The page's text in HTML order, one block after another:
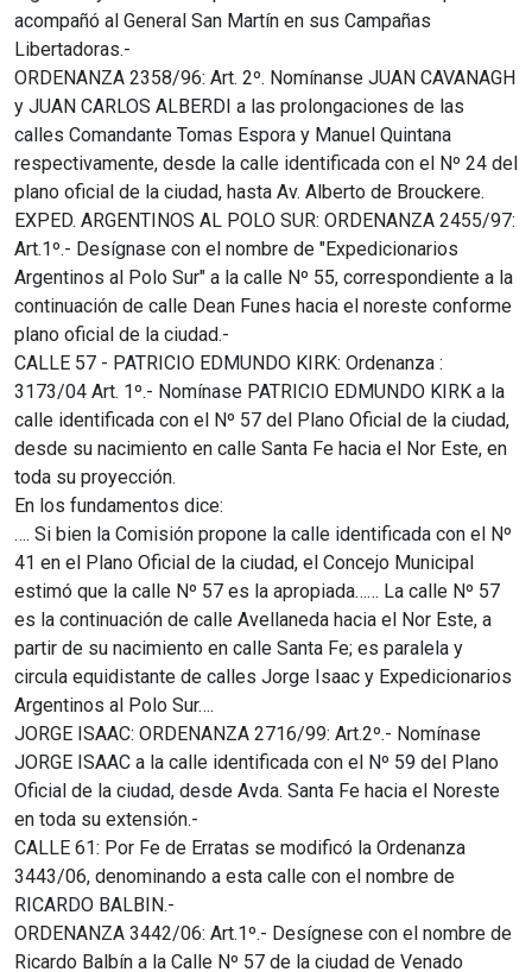
acompañó al General San Martín en sus Campañas
Libertadoras.-
ORDENANZA 2358/96: Art. 2º. Nomínanse JUAN CAVANAGH
y JUAN CARLOS ALBERDI a las prolongaciones de las
calles Comandante Tomas Espora y Manuel Quintana
respectivamente, desde la calle identificada con el Nº 24 del
plano oficial de la ciudad, hasta Av. Alberto de Brouckere.
EXPED. ARGENTINOS AL POLO SUR: ORDENANZA 2455/97:
Art.1º.- Desígnase con el nombre de "Expedicionarios
Argentinos al Polo Sur" a la calle Nº 55, correspondiente a la
continuación de calle Dean Funes hacia el noreste conforme
plano oficial de la ciudad.-
CALLE 57 - PATRICIO EDMUNDO KIRK: Ordenanza :
3173/04 Art. 1º.- Nomínase PATRICIO EDMUNDO KIRK a la
calle identificada con el Nº 57 del Plano Oficial de la ciudad,
desde su nacimiento en calle Santa Fe hacia el Nor Este, en
toda su proyección.
En los fundamentos dice:
…. Si bien la Comisión propone la calle identificada con el Nº
41 en el Plano Oficial de la ciudad, el Concejo Municipal
estimó que la calle Nº 57 es la apropiada…… La calle Nº 57
es la continuación de calle Avellaneda hacia el Nor Este, a
partir de su nacimiento en calle Santa Fe; es paralela y
circula equidistante de calles Jorge Isaac y Expedicionarios
Argentinos al Polo Sur….
JORGE ISAAC: ORDENANZA 2716/99: Art.2º.- Nomínase
JORGE ISAAC a la calle identificada con el Nº 59 del Plano
Oficial de la ciudad, desde Avda. Santa Fe hacia el Noreste
en toda su extensión.-
CALLE 61: Por Fe de Erratas se modificó la Ordenanza
3443/06, denominando a esta calle con el nombre de
RICARDO BALBIN.-
ORDENANZA 3442/06: Art.1º.- Desígnese con el nombre de
Ricardo Balbín a la Calle Nº 57 de la ciudad de Venado